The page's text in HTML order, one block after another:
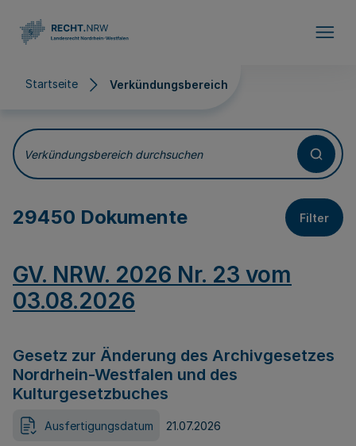
Startseite Verkündungsbereich
Verkündungsbereich
Verkündungsbereich durchsuchen
29450 Dokumente Filter
GV. NRW. 2026 Nr. 23 vom
03.08.2026
Gesetz zur Änderung des Archivgesetzes
Nordrhein-Westfalen und des
Kulturgesetzbuches
Ausfertigungsdatum 21.07.2026